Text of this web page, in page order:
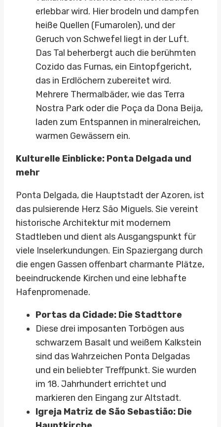
erlebbar wird. Hier brodeln und dampfen
heiße Quellen (Fumarolen), und der
Geruch von Schwefel liegt in der Luft.
Das Tal beherbergt auch die berühmten
Cozido das Furnas, ein Eintopfgericht,
das in Erdlöchern zubereitet wird.
Mehrere Thermalbäder, wie das Terra
Nostra Park oder die Poça da Dona Beija,
laden zum Entspannen in mineralreichen,
warmen Gewässern ein.
Kulturelle Einblicke: Ponta Delgada und
mehr
Ponta Delgada, die Hauptstadt der Azoren, ist
das pulsierende Herz São Miguels. Sie vereint
historische Architektur mit modernem
Stadtleben und dient als Ausgangspunkt für
viele Inselerkundungen. Ein Spaziergang durch
die engen Gassen offenbart charmante Plätze,
beeindruckende Kirchen und eine lebhafte
Hafenpromenade.
Portas da Cidade: Die Stadttore
Diese drei imposanten Torbögen aus
schwarzem Basalt und weißem Kalkstein
sind das Wahrzeichen Ponta Delgadas
und ein beliebter Treffpunkt. Sie wurden
im 18. Jahrhundert errichtet und
markieren den Eingang zur Altstadt.
Igreja Matriz de São Sebastião: Die